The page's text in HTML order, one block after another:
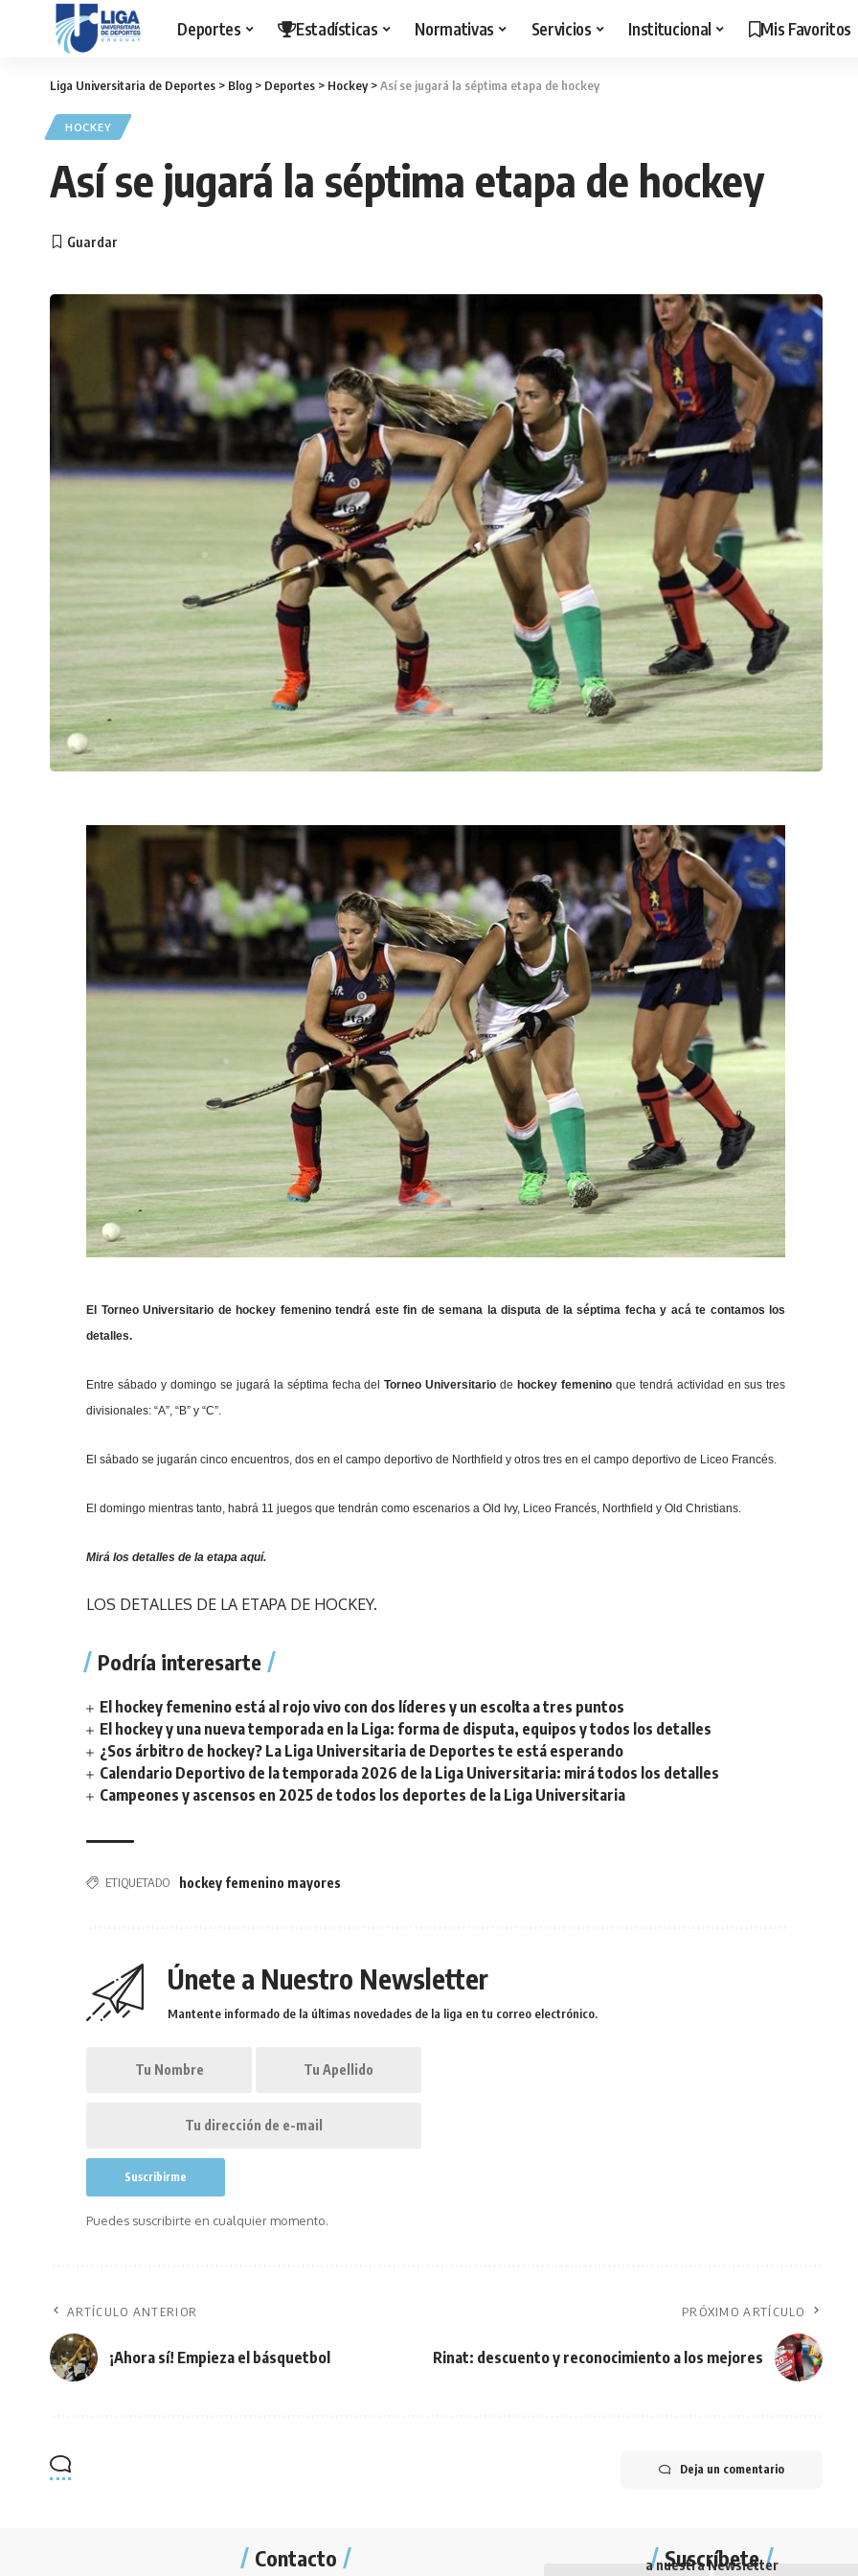
Deportes Estadísticas Normativas Servicios Institucional Mis Favoritos
Liga Universitaria de Deportes > Blog > Deportes > Hockey>Así se jugará la séptima etapa de hockey
HOCKEY
Así se jugará la séptima etapa de hockey
El Torneo Universitario de hockey femenino tendrá este fin de semana la disputa de la séptima fecha y acá te contamos los
detalles.
Entre sábado y domingo se jugará la séptima fecha delTorneo Universitario de hockey femenino que tendrá actividad en sus tres
divisionales: “A”, “B” y “C”.
El sábado se jugarán cinco encuentros, dos en el campo deportivo de Northfield y otros tres en el campo deportivo de Liceo Francés.
El domingo mientras tanto, habrá 11 juegos que tendrán como escenarios a Old Ivy, Liceo Francés, Northfield y Old Christians.
Mirá los detalles de la etapaaquí.
LOS DETALLES DE LA ETAPA DE HOCKEY.
Podría interesarte
El hockey femenino está al rojo vivo con dos líderes y un escolta a tres puntos
El hockey y una nueva temporada en la Liga: forma de disputa, equipos y todos los detalles
¿Sos árbitro de hockey? La Liga Universitaria de Deportes te está esperando
Calendario Deportivo de la temporada 2026 de la Liga Universitaria: mirá todos los detalles
Campeones y ascensos en 2025 de todos los deportes de la Liga Universitaria
ETIQUETADO hockey femenino mayores
Únete a Nuestro Newsletter
Mantente informado de la últimas novedades de la liga en tu correo electrónico.
Puedes suscribirte en cualquier momento.
ARTÍCULO ANTERIOR
¡Ahora sí! Empieza el básquetbol
PRÓXIMO ARTÍCULO
Rinat: descuento y reconocimiento a los mejores
Deja un comentario
Contacto Suscríbete
a nuestra Newsletter